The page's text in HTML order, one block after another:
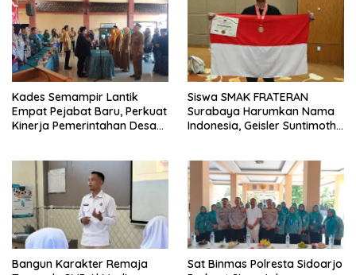
Kades Semampir Lantik
Empat Pejabat Baru, Perkuat
Kinerja Pemerintahan Desa
Siswa SMAK FRATERAN
Surabaya Harumkan Nama
Indonesia, Geisler Suntimothy
Bangun Karakter Remaja
Sat Binmas Polresta Sidoarjo